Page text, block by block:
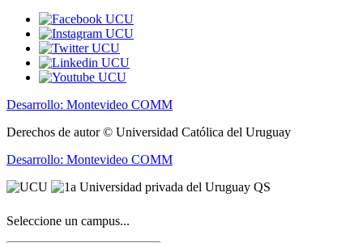
Desarrollo: Montevideo COMM
Derechos de autor © Universidad Católica del Uruguay
Desarrollo: Montevideo COMM
Seleccione un campus...